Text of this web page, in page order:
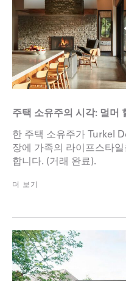
주택 소유주의 시각: 멀머
한 주택 소유주가 Turkel
장에 가족의 라이프스타
합니다. (거래 완료).
더 보기